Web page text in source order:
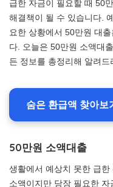
급한 자금이 필요할 때 50
해결책이 될 수 있습니다.
요한 상황에서 50만원 대
다. 오늘은 50만원 소액대
든 정보를 총정리해 알려드
숨은 환급액 찾아보
50만원 소액대출
생활에서 예상치 못한 급한
소액이지만 당장 필요한